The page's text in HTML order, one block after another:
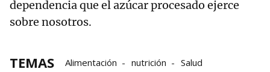
dependencia que el azúcar procesado ejerce
sobre nosotros.
TEMAS Alimentación nutrición Salud